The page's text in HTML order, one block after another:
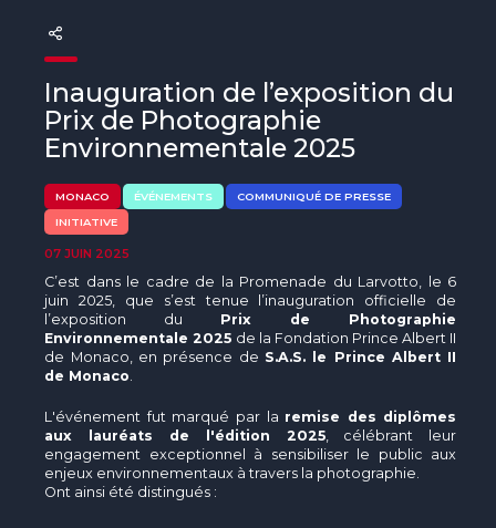
Beyond Plastic Med : BeMed
OACIS
Initiative Homme - Faune sauvage
The Green Shift Initiative
Inauguration de l’exposition du
Prix de Photographie
Environnementale 2025
MONACO ÉVÉNEMENTS
COMMUNIQUÉ DE PRESSE
INITIATIVE
07 JUIN 2025
C’est dans le cadre de la Promenade du Larvotto, le 6
juin 2025, que s’est tenue l’inauguration officielle de
l’exposition du Prix de Photographie
Environnementale 2025 de la Fondation Prince Albert II
de Monaco, en présence de S.A.S. le Prince Albert II
de Monaco
L'événement fut marqué par la remise des diplômes
aux lauréats de l'édition 2025, célébrant leur
engagement exceptionnel à sensibiliser le public aux
enjeux environnementaux à travers la photographie.
Ont ainsi été distingués :